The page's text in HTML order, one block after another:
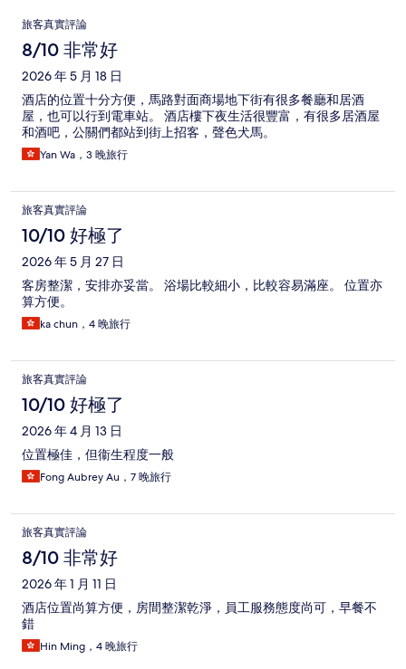
評
論
旅客真實評論
8/10 非常好
2026 年 5 月 18 日
酒店的位置十分方便，馬路對面商場地下街有很多餐廳和居酒
屋，也可以行到電車站。 酒店樓下夜生活很豐富，有很多居酒屋
和酒吧，公關們都站到街上招客，聲色犬馬。
Yan Wa，3 晚旅行
旅客真實評論
10/10 好極了
2026 年 5 月 27 日
客房整潔，安排亦妥當。 浴場比較細小，比較容易滿座。 位置亦
算方便。
ka chun，4 晚旅行
旅客真實評論
10/10 好極了
2026 年 4 月 13 日
位置極佳，但衞生程度一般
Fong Aubrey Au，7 晚旅行
旅客真實評論
8/10 非常好
2026 年 1 月 11 日
酒店位置尚算方便，房間整潔乾淨，員工服務態度尚可，早餐不
錯
Hin Ming，4 晚旅行